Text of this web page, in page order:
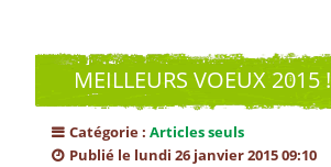
MEILLEURS VOEUX 2015 !
Catégorie : Articles seuls
Publié le lundi 26 janvier 2015 09:10